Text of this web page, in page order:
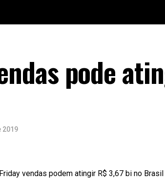
pode
2019